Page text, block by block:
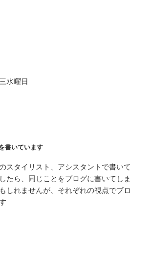
水曜日
書いています
スタイリスト、アシスタントで書いて
たら、同じことをブログに書いてしま
しれませんが、それぞれの視点でブロ